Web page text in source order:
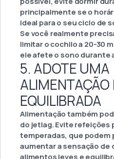
principalmente se o
ideal para o seu ciclo de
Se você realmente
limitar o cochilo a 20-30
ele afete o sono durante
5. ADOTE UMA
ALIMENTAÇÃO
EQUILIBRADA
Alimentação também
do jetlag. Evite refeições
temperadas, que podem
aumentar a sensação